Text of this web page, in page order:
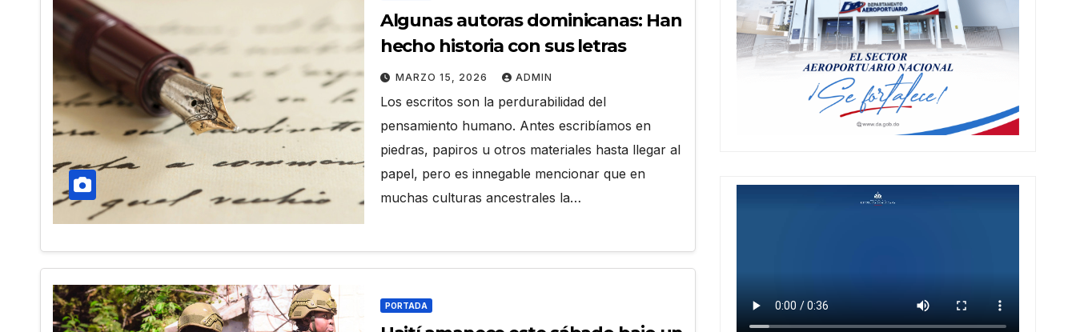
Algunas autoras dominicanas: Han
hecho historia con sus letras
MARZO 15, 2026 ADMIN
Los escritos son la perdurabilidad del
pensamiento humano. Antes escribíamos en
piedras, papiros u otros materiales hasta llegar al
papel, pero es innegable mencionar que en
muchas culturas ancestrales la…
PORTADA